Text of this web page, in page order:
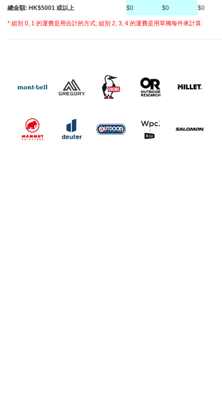
總金額: HK$5001 或以上 $0 $0 $0
* 組別 0, 1 的運費是用合計的方式; 組別 2, 3, 4 的運費是用單獨每件來計算.